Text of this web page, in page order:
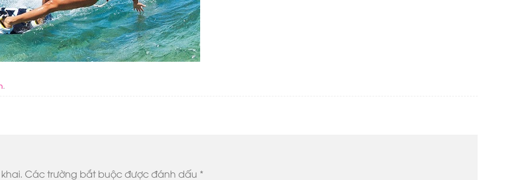
.
Các trường bắt buộc được đánh dấu *